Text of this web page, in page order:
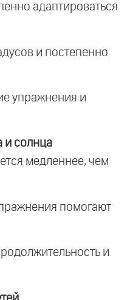
адаптироваться
и постепенно
упражнения и
и солнца
медленнее, чем
помогают
и